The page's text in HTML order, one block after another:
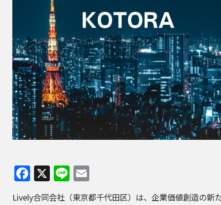
Facebook
X Line
Lively合同会社（東京都千代田区）は、企業価値創造の新